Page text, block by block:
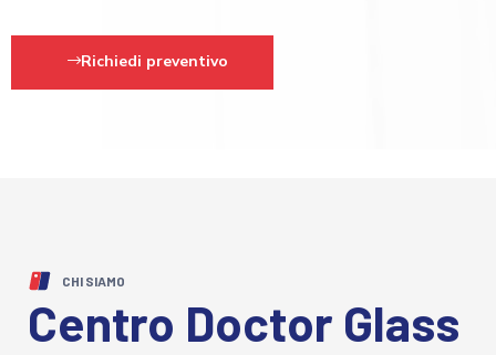
Richiedi preventivo
CHI SIAMO
Centro Doctor Glass